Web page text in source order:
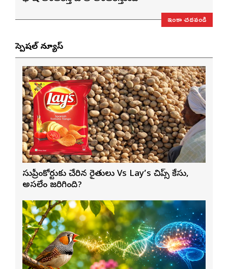
ఇంకా చదవండి
స్పెషల్ న్యూస్
సుప్రీంకోర్టుకు చేరిన రైతులు Vs Lay’s చిప్స్‌ కేసు,
అసలేం జరిగింది?